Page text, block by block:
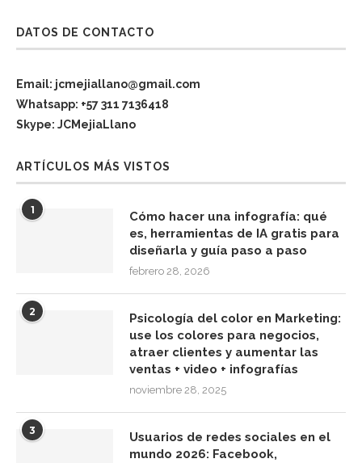
DATOS DE CONTACTO
Email: jcmejiallano@gmail.com
Whatsapp: +57 311 7136418
Skype: JCMejiaLlano
ARTÍCULOS MÁS VISTOS
1
Cómo hacer una infografía: qué
es, herramientas de IA gratis para
diseñarla y guía paso a paso
febrero 28, 2026
2
Psicología del color en Marketing:
use los colores para negocios,
atraer clientes y aumentar las
ventas + video + infografías
noviembre 28, 2025
3
Usuarios de redes sociales en el
mundo 2026: Facebook,